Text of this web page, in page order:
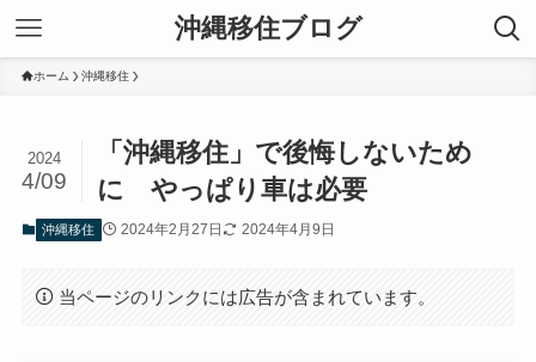
沖縄移住ブログ
ホーム 沖縄移住
「沖縄移住」で後悔しないため
に やっぱり車は必要
2024
4/09
沖縄移住 2024年2月27日 2024年4月9日
当ページのリンクには広告が含まれています。